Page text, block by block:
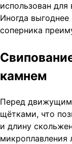
использован
Иногда
соперника
камнем
Перед
щётками, что
и длину
микроплавления